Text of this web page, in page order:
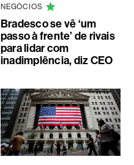
NEGÓCIOS
Bradesco se vê ‘um
passo à frente’ de rivais
para lidar com
inadimplência, diz CEO